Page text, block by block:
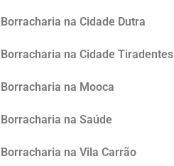
na Cidade Dutra
na Cidade Tiradentes
na Mooca
na Saúde
na Vila Carrão